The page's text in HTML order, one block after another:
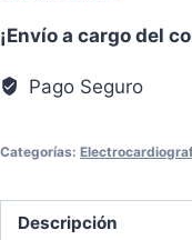
¡Envío a cargo del
Pago Seguro
Categorías:
Descripción